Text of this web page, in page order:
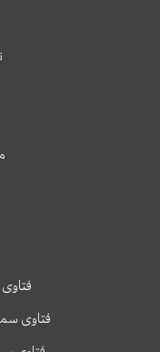
فتاوى